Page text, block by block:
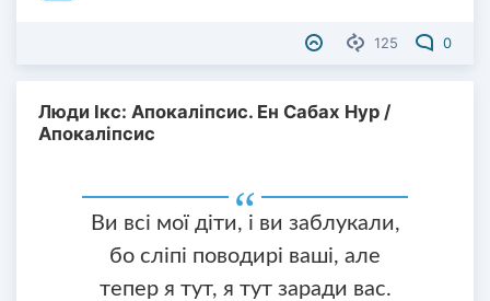
125 0
Люди Ікс: Апокаліпсис. Ен Сабах Нур /
Апокаліпсис
Ви всі мої діти, і ви заблукали,
бо сліпі поводирі ваші, але
тепер я тут, я тут заради вас.